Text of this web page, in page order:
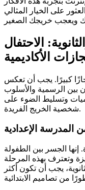
على الخيار المثالي
الاحتفال
الأكاديمية
كبيرًا. يجب أن تعكس
بين الرسمية والأسلوب
وتسليط الضوء على
شخصية الخريج الفريدة.
المدرسة الإعدادية
إنها الجسر بين الطفولة
وتعترف بهذه المرحلة
يجب أن تكون أكثر